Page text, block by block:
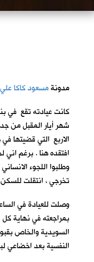
مدونةمسعود كاكا علي
كانت عيادته تقع في
شهر أيار المقبل من
افتقده هنا . برغم
وطلبوا اللجوء
تخرجي ، انتقلت
بمراجعته في نهاية
السويدية والخاص
النفسية بعد اخضاعي